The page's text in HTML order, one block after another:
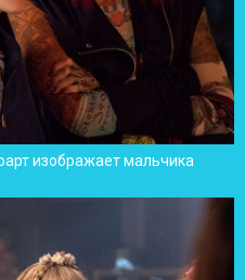
изображает мальчика